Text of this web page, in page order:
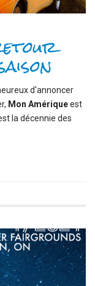
d'annoncer
Mon Amériqueest
la décennie des